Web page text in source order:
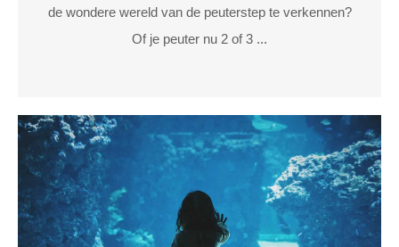
de wondere wereld van de peuterstep te verkennen?
Of je peuter nu 2 of 3 ...